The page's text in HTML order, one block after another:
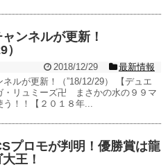
ンネルが更新！
）
2018/12/29
最新情報
ネルが更新！（”18/12/29） 【デュエ
・リュミーズ卍 まさかの水の９９マ
う！！【２０１８年...
プロモが判明！優勝賞は龍
王！